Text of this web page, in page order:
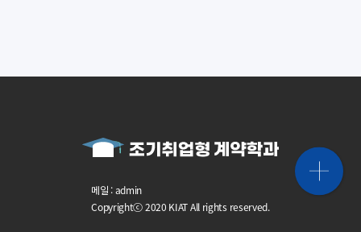
메일 : admin
Copyrightⓒ 2020 KIAT All rights reserved.